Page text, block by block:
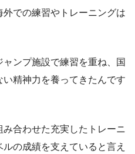
での練習やトレーニングは
ンプ施設で練習を重ね、国
精神力を養ってきたんです
合わせた充実したトレーニ
の成績を支えていると言え